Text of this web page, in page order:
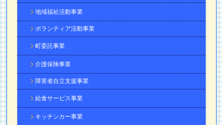
地域福祉活動事業
ボランティア活動事業
町委託事業
介護保険事業
障害者自立支援事業
給食サービス事業
キッチンカー事業